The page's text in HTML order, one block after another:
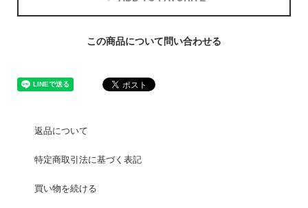
この商品について問い合わせる
返品について
特定商取引法に基づく表記
買い物を続ける